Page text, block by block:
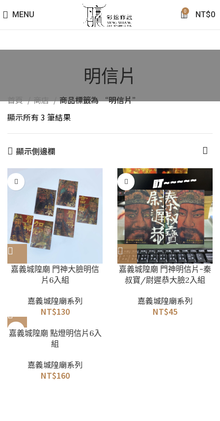
MENU 0 NT$0
明信片
首頁 商店
商品標籤為 “明信片”
顯示所有 3 筆結果
顯示側邊欄
嘉義城隍廟 門神大臉明信
片6入組
嘉義城隍廟系列
NT$130
嘉義城隍廟 門神明信片-秦
叔寶/尉遲恭大臉2入組
嘉義城隍廟系列
NT$45
嘉義城隍廟 點燈明信片6入
組
嘉義城隍廟系列
NT$160